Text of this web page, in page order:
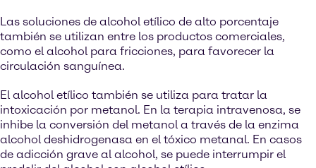
Las soluciones de alcohol etílico de alto porcentaje
también se utilizan entre los productos comerciales,
como el alcohol para fricciones, para favorecer la
circulación sanguínea.
El alcohol etílico también se utiliza para tratar la
intoxicación por metanol. En la terapia intravenosa, se
inhibe la conversión del metanol a través de la enzima
alcohol deshidrogenasa en el tóxico metanal. En casos
de adicción grave al alcohol, se puede interrumpir el